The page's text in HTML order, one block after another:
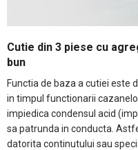
Cutie din 3 piese cu
bun
Functia de baza a cutiei este
in timpul functionarii
impiedica condensul acid
sa patrunda in conducta.
datorita continutului sau